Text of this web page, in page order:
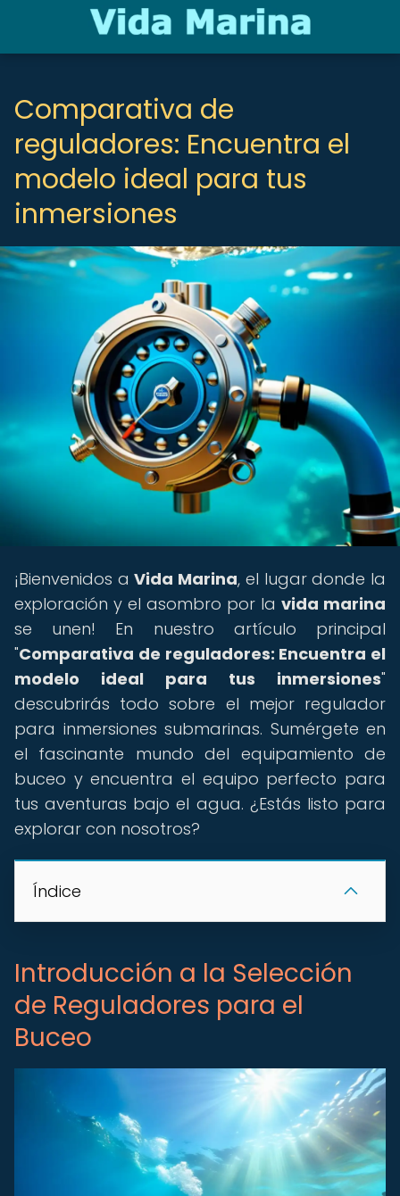
Comparativa de
reguladores: Encuentra el
modelo ideal para tus
inmersiones
¡Bienvenidos aVida Marina, el lugar donde la
exploración y el asombro por la vida marina
se unen! En nuestro artículo principal
"Comparativa de reguladores: Encuentra el
modelo ideal para tus inmersiones"
descubrirás todo sobre el mejor regulador
para inmersiones submarinas. Sumérgete en
el fascinante mundo del equipamiento de
buceo y encuentra el equipo perfecto para
tus aventuras bajo el agua. ¿Estás listo para
explorar con nosotros?
Índice
Introducción a la Selección
de Reguladores para el
Buceo